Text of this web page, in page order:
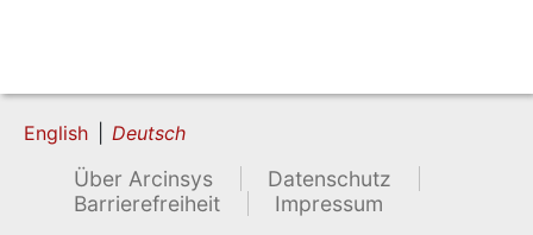
English Deutsch
Über Arcinsys
Datenschutz
Barrierefreiheit
Impressum